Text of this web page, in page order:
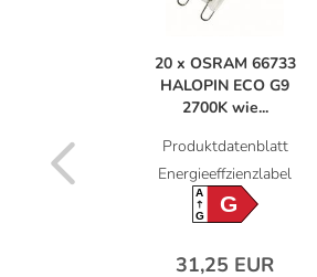
20 x OSRAM 66733
HALOPIN ECO G9
2700K wie...
Produktdatenblatt
Energieeffzienzlabel
A
GG
31,25 EUR